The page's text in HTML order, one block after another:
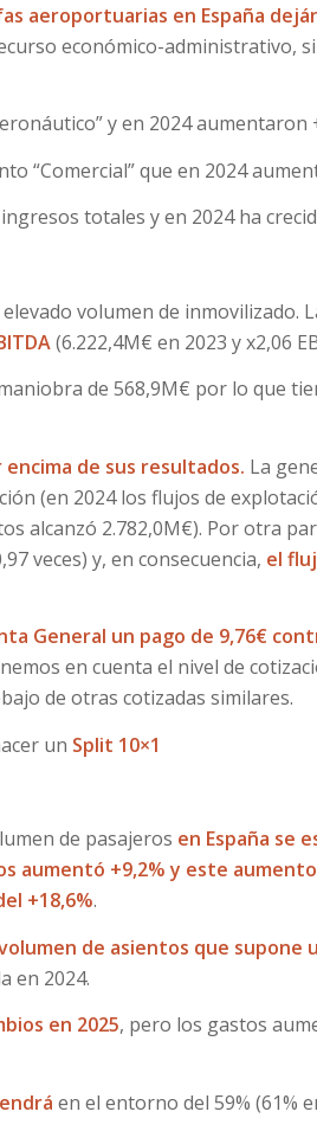
aeroportuarias en España
económico-administrativo,
y en 2024 aumentaron
“Comercial” que en 2024
totales y en 2024 ha
volumen de inmovilizado.
(6.222,4M€ en 2023 y x2,06
de 568,9M€ por lo que
de sus resultados. La
(en 2024 los flujos de
alcanzó 2.782,0M€). Por otra
veces) y, en consecuencia, el
General un pago de 9,76€
en cuenta el nivel de
de otras cotizadas similares.
un Split 10×1
de pasajeros en España se
aumentó +9,2% y este
+18,6%.
de asientos que supone
en 2024.
en 2025, pero los gastos
en el entorno del 59% (61%